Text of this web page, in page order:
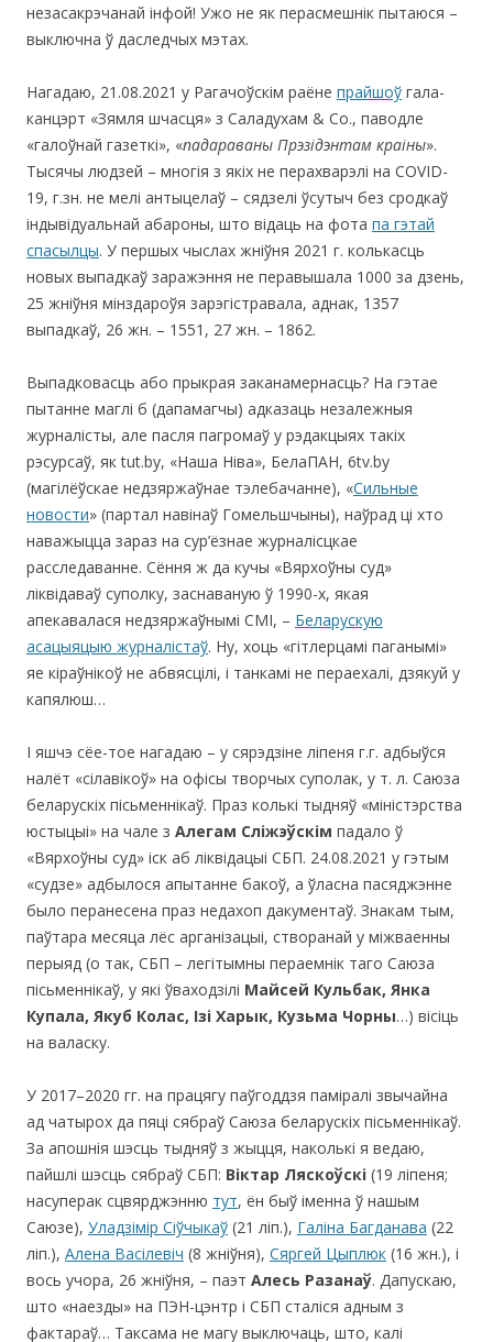
незасакрэчанай інфой! Ужо не як перасмешнік пытаюся –
выключна ў даследчых мэтах.
Нагадаю, 21.08.2021 у Рагачоўскім раёне прайшоў гала-
канцэрт «Зямля шчасця» з Саладухам & Co., паводле
«галоўнай газеткі», «падараваны Прэзідэнтам краіны».
Тысячы людзей – многія з якіх не перахварэлі на COVID-
19, г.зн. не мелі антыцелаў – cядзелі ўсутыч без сродкаў
індывідуальнай абароны, што відаць на фота па гэтай
спасылцы. У першых чыслах жніўня 2021 г. колькасць
новых выпадкаў заражэння не перавышала 1000 за дзень,
25 жніўня мінздароўя зарэгістравала, аднак, 1357
выпадкаў, 26 жн. – 1551, 27 жн. – 1862.
Выпадковасць або прыкрая заканамернасць? На гэтае
пытанне маглі б (дапамагчы) адказаць незалежныя
журналісты, але пасля пагромаў у рэдакцыях такіх
рэсурсаў, як tut.by, «Наша Ніва», БелаПАН, 6tv.by
(магілёўскае недзяржаўнае тэлебачанне), «Сильные
новости» (партал навінаў Гомельшчыны), наўрад ці хто
наважыцца зараз на сур’ёзнае журналісцкае
расследаванне. Сёння ж да кучы «Вярхоўны суд»
ліквідаваў суполку, заснаваную ў 1990-х, якая
апекавалася недзяржаўнымі СМІ, – Беларускую
асацыяцыю журналістаў. Ну, хоць «гітлерцамі паганымі»
яе кіраўнікоў не абвясцілі, і танкамі не пераехалі, дзякуй у
капялюш…
І яшчэ сёе-тое нагадаю – у сярэдзіне ліпеня г.г. адбыўся
налёт «сілавікоў» на офісы творчых суполак, у т. л. Саюза
беларускіх пісьменнікаў. Праз колькі тыдняў «міністэрства
юстыцыі» на чале з Алегам Сліжэўскім падало ў
«Вярхоўны суд» іск аб ліквідацыі СБП. 24.08.2021 у гэтым
«судзе» адбылося апытанне бакоў, а ўласна пасяджэнне
было перанесена праз недахоп дакументаў. Знакам тым,
паўтара месяца лёс арганізацыі, створанай у міжваенны
перыяд (о так, СБП – легітымны пераемнік таго Саюза
пісьменнікаў, у які ўваходзілі Майсей Кульбак, Янка
Купала, Якуб Колас, Ізі Харык, Кузьма Чорны…) вісіць
на валаску.
У 2017–2020 гг. на працягу паўгоддзя паміралі звычайна
ад чатырох да пяці сябраў Саюза беларускіх пісьменнікаў.
За апошнія шэсць тыдняў з жыцця, наколькі я ведаю,
пайшлі шэсць сябраў СБП: Віктар Ляскоўскі (19 ліпеня;
насуперак сцвярджэнню тут, ён быў іменна ў нашым
Саюзе), Уладзімір Сіўчыкаў (21 ліп.), Галіна Багданава (22
ліп.), Алена Васілевіч (8 жніўня), Сяргей Цыплюк (16 жн.), і
вось учора, 26 жніўня, – паэт Алесь Разанаў. Дапускаю,
што «наезды» на ПЭН-цэнтр і СБП сталіся адным з
фактараў… Таксама не магу выключаць, што, калі